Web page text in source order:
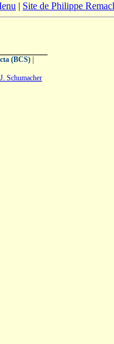
| Site de Philippe
(BCS)
J. Schumacher